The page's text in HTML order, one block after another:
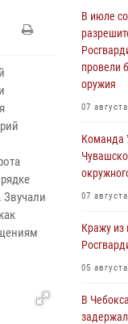
Звучали
В июле
провели
оружия
07
Команда
07
Кражу из
05
В